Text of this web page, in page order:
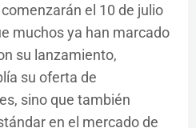
el 10 de julio
muchos ya han marcado
su lanzamiento,
su oferta de
sino que también
en el mercado de